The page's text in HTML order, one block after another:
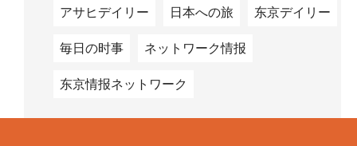
アサヒデイリー 日本への旅 东京デイリー
毎日の时事 ネットワーク情报
东京情报ネットワーク